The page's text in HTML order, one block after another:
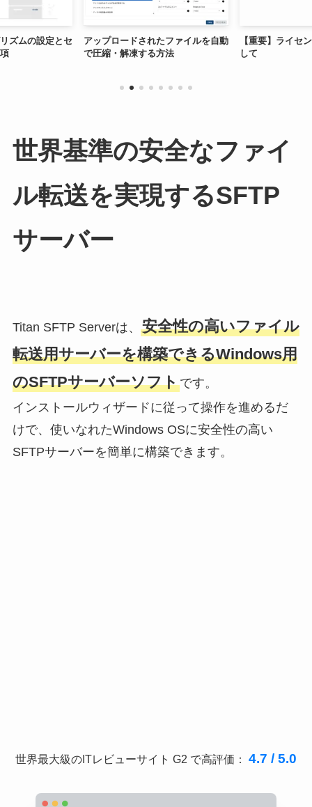
ズムの設定とセ
アップロードされたファイルを自動
で圧縮・解凍する方法
【重要】ライセ
して
世界基準の安全なファイ
ル転送を実現するSFTP
サーバー
Titan SFTP Serverは、 安全性の高いファイル
転送用サーバーを構築できるWindows用
のSFTPサーバーソフトです。
インストールウィザードに従って操作を進めるだ
けで、使いなれたWindows OSに安全性の高い
SFTPサーバーを簡単に構築できます。
世界最大級のITレビューサイト G2 で高評価： 4.7 / 5.0